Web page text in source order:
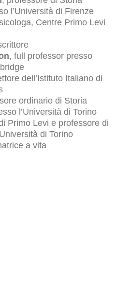
l’Università di Firenze
Centre Primo Levi
, full professor presso
dell’Istituto Italiano di
ordinario di Storia
l’Università di Torino
Primo Levi e professore di
di Torino
a vita